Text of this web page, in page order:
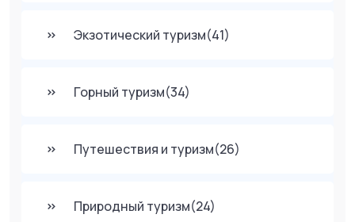
Экзотический туризм(41)
Горный туризм(34)
Путешествия и туризм(26)
Природный туризм(24)